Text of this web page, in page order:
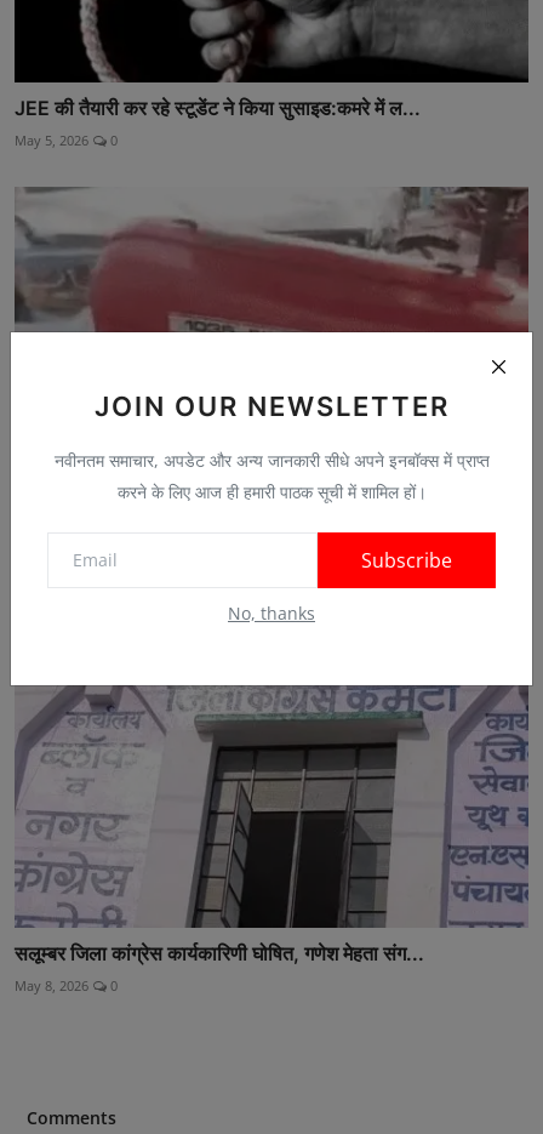
JOIN OUR NEWSLETTER
नवीनतम समाचार, अपडेट और अन्य जानकारी सीधे अपने इनबॉक्स में प्राप्त
करने के लिए आज ही हमारी पाठक सूची में शामिल हों।
Subscribe
No, thanks
JEE की तैयारी कर रहे स्टूडेंट ने किया सुसाइड:कमरे में ल...
May 5, 2026 0
स्कॉर्पियो से भिड़ंत के बाद ट्रैक्टर के 2 हिस्से हुए:ट्र...
May 6, 2026 0
सलूम्बर जिला कांग्रेस कार्यकारिणी घोषित, गणेश मेहता संग...
May 8, 2026 0
Comments